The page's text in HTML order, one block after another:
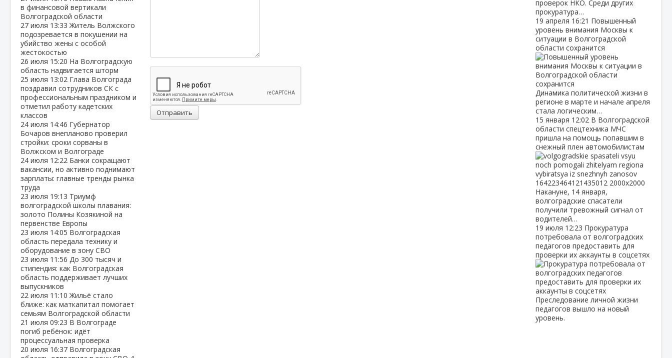
в финансовой вертикали
Волгоградской области
27 июля 13:33Житель Волжского
подозревается в покушении на
убийство жены с особой
жестокостью
26 июля 15:20 На Волгоградскую
область надвигается шторм
25 июля 13:02 Глава Волгограда
поздравил сотрудников СК с
профессиональным праздником и
отметил работу кадетских
классов
24 июля 14:46 Губернатор
Бочаров внепланово проверил
стройки: сроки сорваны в
Волжском и Волгограде
24 июля 12:22 Банки сокращают
вакансии, но активно поднимают
зарплаты: главные тренды рынка
труда
23 июля 19:13 Триумф
волгоградской школы плавания:
золото Полины Козякиной на
первенстве Европы
23 июля 14:05 Волгоградская
область передала технику и
оборудование в зону СВО
23 июля 11:56 До 300 тысяч и
стипендия: как Волгоградская
область поддерживает лучших
выпускников
22 июля 11:10Жильё стало
ближе: как маткапитал помогает
семьям Волгоградской области
21 июля 09:23 В Волгограде
погиб ребёнок: идёт
процессуальная проверка
20 июля 16:37 Волгоградская
Отправить
проверок НКО. Среди других
прокуратура…
19 апреля 16:21 Повышенный
уровень внимания Москвы к
ситуации в Волгоградской
области сохранится
Динамика политической жизни в
регионе в марте и начале апреля
стала логическим…
15 января 12:02 В Волгоградской
области спецтехника МЧС
пришла на помощь попавшим в
снежный плен автомобилистам
Накануне, 14 января,
волгоградские спасатели
получили тревожный сигнал от
водителей…
19 июля 12:23 Прокуратура
потребовала от волгоградских
педагогов предоставить для
проверки их аккаунты в соцсетях
Преследование личной жизни
педагогов вышло на новый
уровень.